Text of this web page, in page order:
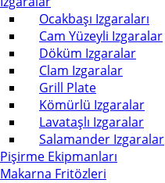
Ocakbaşı Izgaraları
Cam Yüzeyli Izgaralar
Döküm Izgaralar
Clam Izgaralar
Grill Plate
Kömürlü Izgaralar
Lavataşlı Izgaralar
Salamander Izgaralar
Pişirme Ekipmanları
Makarna Fritözleri